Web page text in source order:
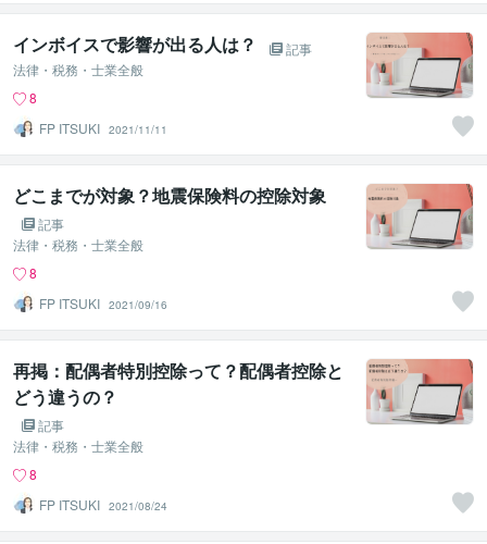
インボイスで影響が出る人は？
記事
法律・税務・士業全般
8
FP ITSUKI 2021/11/11
どこまでが対象？地震保険料の控除対象
記事
法律・税務・士業全般
8
FP ITSUKI 2021/09/16
再掲：配偶者特別控除って？配偶者控除と
どう違うの？
記事
法律・税務・士業全般
8
FP ITSUKI 2021/08/24